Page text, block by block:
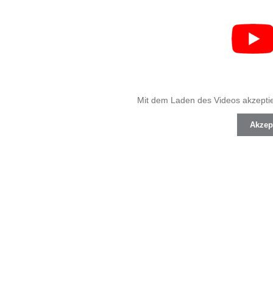
Mit dem Laden des Videos